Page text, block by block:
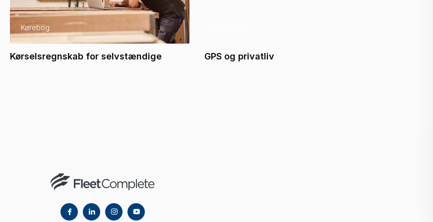
Kørebog
Kørselsregnskab for selvstændige GPS og privatliv